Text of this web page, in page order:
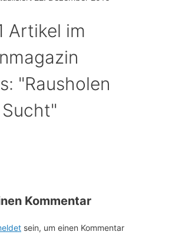
Artikel im
"Rausholen
Kommentar
sein, um einen Kommentar